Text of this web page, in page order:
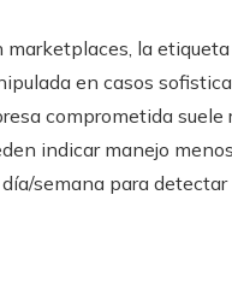
marketplaces, la
en casos
comprometida
indicar manejo
semana para